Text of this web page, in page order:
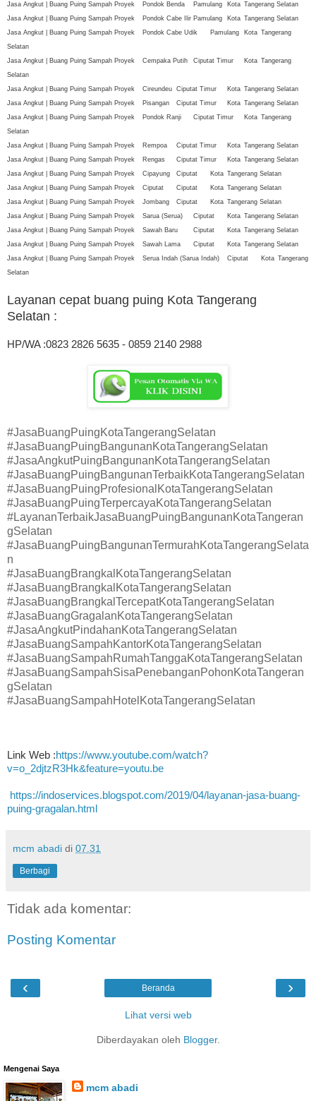
Jasa Angkut | Buang Puing Sampah Proyek
Pondok Benda Pamulang Kota Tangerang Selatan
Jasa Angkut | Buang Puing Sampah Proyek
Pondok Cabe Ilir Pamulang Kota Tangerang Selatan
Jasa Angkut | Buang Puing Sampah Proyek
Pondok Cabe Udik Pamulang Kota Tangerang
Selatan
Jasa Angkut | Buang Puing Sampah Proyek
Cempaka Putih Ciputat Timur Kota Tangerang
Selatan
Jasa Angkut | Buang Puing Sampah Proyek
Cireundeu Ciputat Timur Kota Tangerang Selatan
Jasa Angkut | Buang Puing Sampah Proyek
Pisangan Ciputat Timur Kota Tangerang Selatan
Jasa Angkut | Buang Puing Sampah Proyek
Pondok Ranji Ciputat Timur Kota Tangerang
Selatan
Jasa Angkut | Buang Puing Sampah Proyek
Rempoa Ciputat Timur Kota Tangerang Selatan
Jasa Angkut | Buang Puing Sampah Proyek
Rengas Ciputat Timur Kota Tangerang Selatan
Jasa Angkut | Buang Puing Sampah Proyek
Cipayung Ciputat Kota Tangerang Selatan
Jasa Angkut | Buang Puing Sampah Proyek
Ciputat Ciputat Kota Tangerang Selatan
Jasa Angkut | Buang Puing Sampah Proyek
Jombang Ciputat Kota Tangerang Selatan
Jasa Angkut | Buang Puing Sampah Proyek
Sarua (Serua) Ciputat Kota Tangerang Selatan
Jasa Angkut | Buang Puing Sampah Proyek
Sawah Baru Ciputat Kota Tangerang Selatan
Jasa Angkut | Buang Puing Sampah Proyek
Sawah Lama Ciputat Kota Tangerang Selatan
Jasa Angkut | Buang Puing Sampah Proyek
Serua Indah (Sarua Indah) Ciputat Kota Tangerang
Selatan
Layanan cepat buang puing Kota Tangerang
Selatan :
HP/WA :0823 2826 5635 - 0859 2140 2988
#JasaBuangPuingKotaTangerangSelatan
#JasaBuangPuingBangunanKotaTangerangSelatan
#JasaAngkutPuingBangunanKotaTangerangSelatan
#JasaBuangPuingBangunanTerbaikKotaTangerangSelatan
#JasaBuangPuingProfesionalKotaTangerangSelatan
#JasaBuangPuingTerpercayaKotaTangerangSelatan
#LayananTerbaikJasaBuangPuingBangunanKotaTangeran
gSelatan
#JasaBuangPuingBangunanTermurahKotaTangerangSelata
n
#JasaBuangBrangkalKotaTangerangSelatan
#JasaBuangBrangkalKotaTangerangSelatan
#JasaBuangBrangkalTercepatKotaTangerangSelatan
#JasaBuangGragalanKotaTangerangSelatan
#JasaAngkutPindahanKotaTangerangSelatan
#JasaBuangSampahKantorKotaTangerangSelatan
#JasaBuangSampahRumahTanggaKotaTangerangSelatan
#JasaBuangSampahSisaPenebanganPohonKotaTangeran
gSelatan
#JasaBuangSampahHotelKotaTangerangSelatan
Link Web :https://www.youtube.com/watch?
v=o_2djtzR3Hk&feature=youtu.be
https://indoservices.blogspot.com/2019/04/layanan-jasa-buang-
puing-gragalan.html
mcm abadi di 07.31
Berbagi
Tidak ada komentar:
Posting Komentar
‹ ›
Beranda
Lihat versi web
Diberdayakan oleh Blogger.
Mengenai Saya
mcm abadi